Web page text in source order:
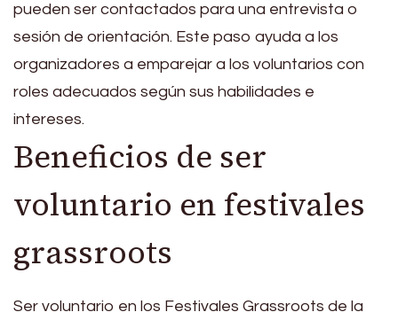
pueden ser contactados para una entrevista o
sesión de orientación. Este paso ayuda a los
organizadores a emparejar a los voluntarios con
roles adecuados según sus habilidades e
intereses.
Beneficios de ser
voluntario en festivales
grassroots
Ser voluntario en los Festivales Grassroots de la